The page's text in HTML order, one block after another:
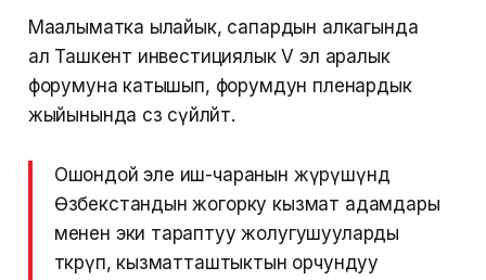
Маалыматка ылайык, сапардын алкагында
ал Ташкент инвестициялык V эл аралык
форумуна катышып, форумдун пленардык
жыйынында сөз сүйлөйт.
Ошондой эле иш-чаранын жүрүшүндө
Өзбекстандын жогорку кызмат адамдары
менен эки тараптуу жолугушууларды
өткөрүп, кызматташтыктын орчундуу